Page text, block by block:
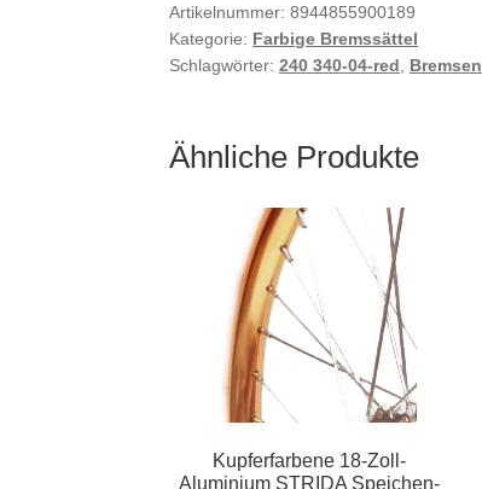
Artikelnummer:8944855900189
Kategorie: Farbige Bremssättel
Schlagwörter:240 340-04-red Bremsen
Ähnliche Produkte
Kupferfarbene 18-Zoll-
Aluminium STRIDA Speichen-